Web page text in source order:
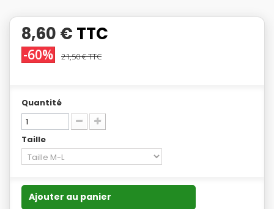
8,60 € TTC
-60% 21,50 €TTC
Quantité
Taille
Ajouter au panier